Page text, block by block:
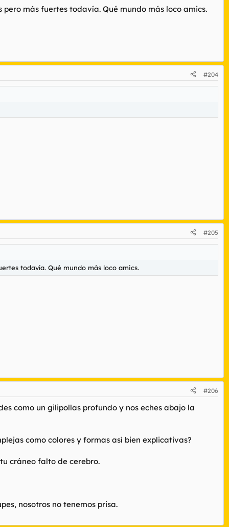
más fuertes todavía. Qué mundo más loco amics.
#204
#205
todavía. Qué mundo más loco amics.
#206
como un gilipollas profundo y nos eches abajo la
como colores y formas así bien explicativas?
cráneo falto de cerebro.
nosotros no tenemos prisa.